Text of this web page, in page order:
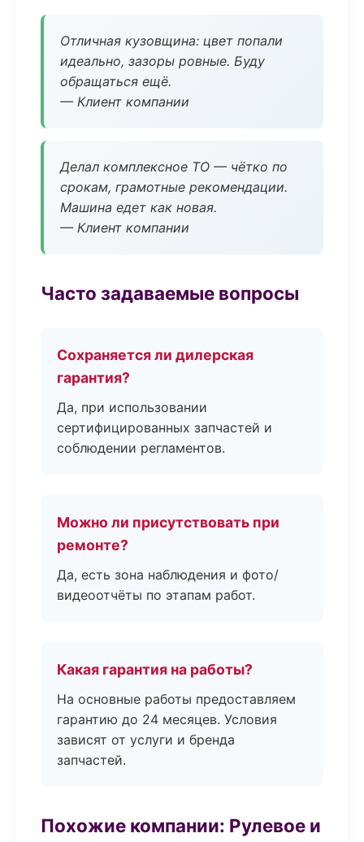
Отличная кузовщина: цвет попали
идеально, зазоры ровные. Буду
обращаться ещё.
— Клиент компании
Делал комплексное ТО — чётко по
срокам, грамотные рекомендации.
Машина едет как новая.
— Клиент компании
Часто задаваемые вопросы
Сохраняется ли дилерская
гарантия?
Да, при использовании
сертифицированных запчастей и
соблюдении регламентов.
Можно ли присутствовать при
ремонте?
Да, есть зона наблюдения и фото/
видеоотчёты по этапам работ.
Какая гарантия на работы?
На основные работы предоставляем
гарантию до 24 месяцев. Условия
зависят от услуги и бренда
запчастей.
Похожие компании: Рулевое и